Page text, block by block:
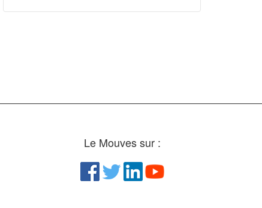
Le Mouves sur :